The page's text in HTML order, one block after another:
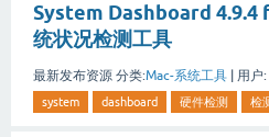
System Dashboard 4.9.4
统状况检测工具
最新发布资源 分类:Mac-系统工具 用户:
system dashboard 硬件检测 检